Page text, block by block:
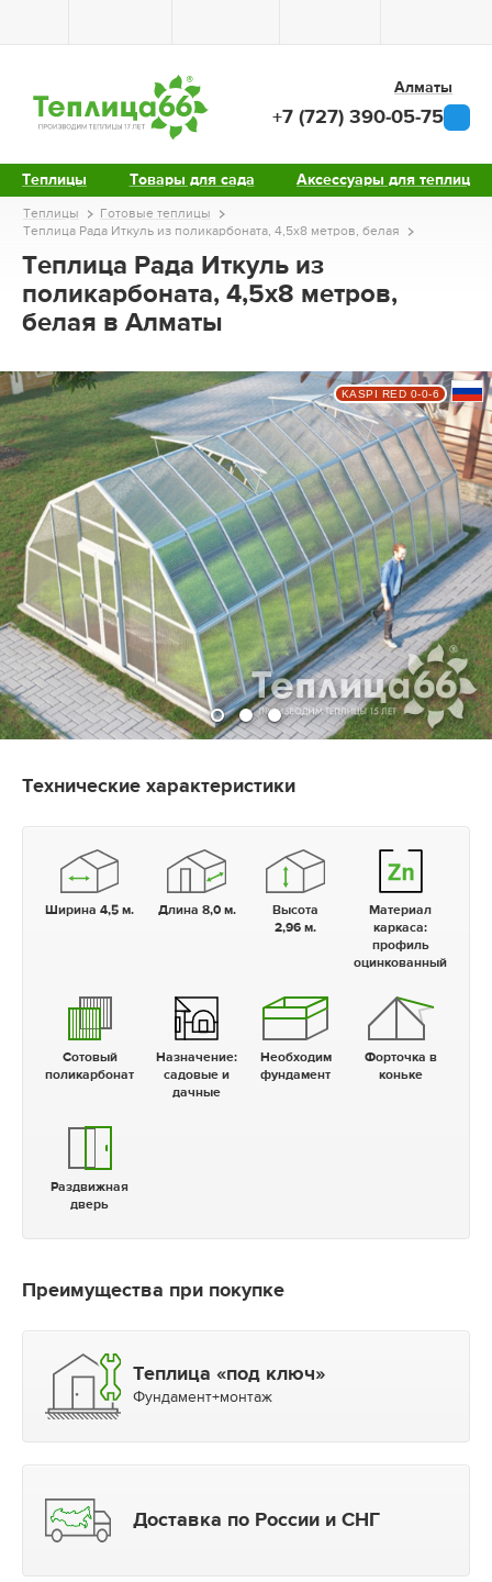
Теплицы Товары для сада Аксессуары для теплиц
Алматы
+7 (727) 390-05-75
Теплицы
Готовые теплицы
Теплица Рада Иткуль из поликарбоната, 4,5х8 метров, белая
Теплица Рада Иткуль из
поликарбоната, 4,5х8 метров,
белая в Алматы
KASPI RED 0-0-6
Технические характеристики
Ширина 4,5 м. Длина 8,0 м.
Высота
2,96 м.
Материал
каркаса:
профиль
оцинкованный
Сотовый
поликарбонат
Назначение:
садовые и
дачные
Необходим
фундамент
Форточка в
коньке
Раздвижная
дверь
Преимущества при покупке
Теплица «под ключ»
Фундамент+монтаж
Доставка по России и СНГ